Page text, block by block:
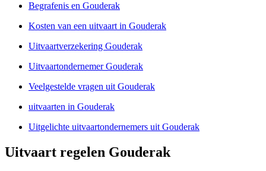
Begrafenis en Gouderak
Kosten van een uitvaart in Gouderak
Uitvaartverzekering Gouderak
Uitvaartondernemer Gouderak
Veelgestelde vragen uit Gouderak
uitvaarten in Gouderak
Uitgelichte uitvaartondernemers uit Gouderak
Uitvaart regelen Gouderak